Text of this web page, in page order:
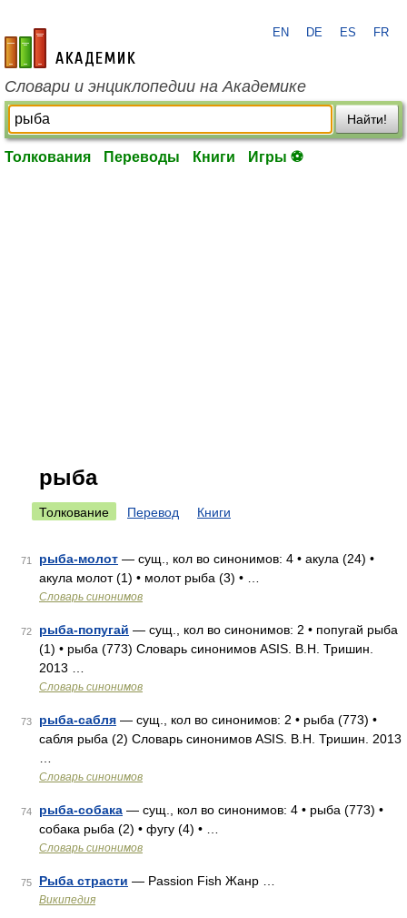
academic.ru
EN DE ES FR
Словари и энциклопедии на Академике
Найти!
Толкования Переводы Книги Игры ⚽
рыба
Толкование Перевод Книги
71 рыба-молот — сущ., кол во синонимов: 4 • акула (24) •
акула молот (1) • молот рыба (3) • …
Словарь синонимов
72 рыба-попугай — сущ., кол во синонимов: 2 • попугай рыба
(1) • рыба (773) Словарь синонимов ASIS. В.Н. Тришин.
2013 …
Словарь синонимов
73 рыба-сабля — сущ., кол во синонимов: 2 • рыба (773) •
сабля рыба (2) Словарь синонимов ASIS. В.Н. Тришин. 2013
Словарь синонимов
74 рыба-собака — сущ., кол во синонимов: 4 • рыба (773) •
собака рыба (2) • фугу (4) • …
Словарь синонимов
75 Рыба страсти — Passion Fish Жанр …
Википедия